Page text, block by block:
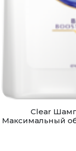
Clear
Максимальный